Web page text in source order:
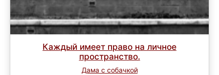
Каждый имеет право на личное
пространство.
Дама с собачкой